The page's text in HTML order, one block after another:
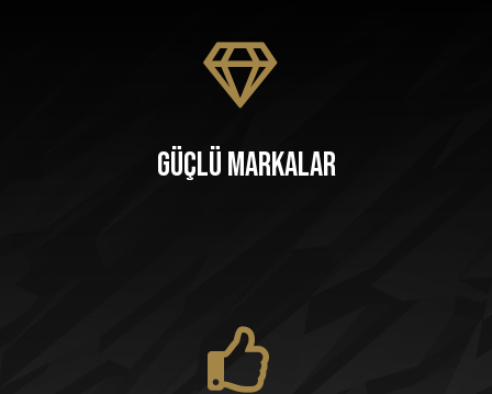
Güçlü Markalar